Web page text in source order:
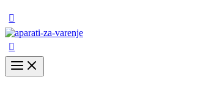
Main
Menu